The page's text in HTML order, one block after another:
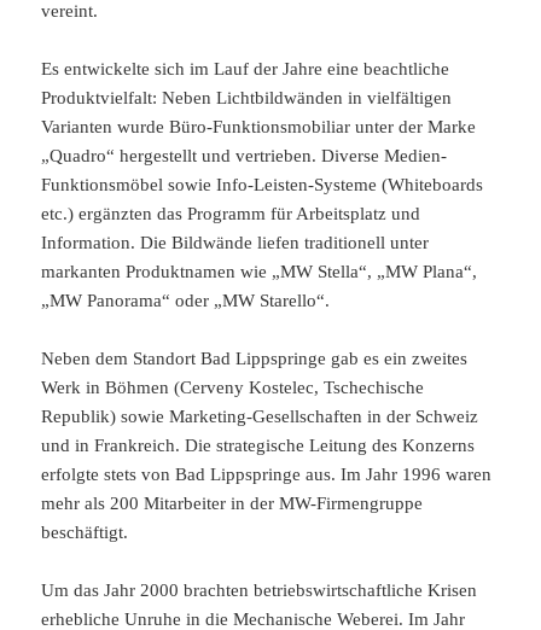
vereint.
Es entwickelte sich im Lauf der Jahre eine beachtliche
Produktvielfalt: Neben Lichtbildwänden in vielfältigen
Varianten wurde Büro-Funktionsmobiliar unter der Marke
„Quadro“ hergestellt und vertrieben. Diverse Medien-
Funktionsmöbel sowie Info-Leisten-Systeme (Whiteboards
etc.) ergänzten das Programm für Arbeitsplatz und
Information. Die Bildwände liefen traditionell unter
markanten Produktnamen wie „MW Stella“, „MW Plana“,
„MW Panorama“ oder „MW Starello“.
Neben dem Standort Bad Lippspringe gab es ein zweites
Werk in Böhmen (Cerveny Kostelec, Tschechische
Republik) sowie Marketing-Gesellschaften in der Schweiz
und in Frankreich. Die strategische Leitung des Konzerns
erfolgte stets von Bad Lippspringe aus. Im Jahr 1996 waren
mehr als 200 Mitarbeiter in der MW-Firmengruppe
beschäftigt.
Um das Jahr 2000 brachten betriebswirtschaftliche Krisen
erhebliche Unruhe in die Mechanische Weberei. Im Jahr